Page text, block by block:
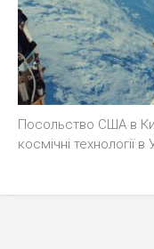
Посольство США в
космічні технології в